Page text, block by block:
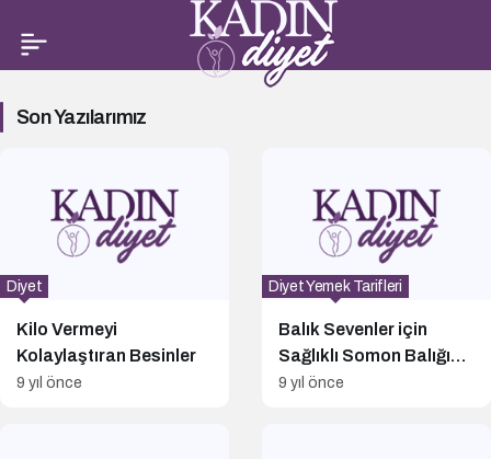
Tarifleri
Haberleri
Son Yazılarımız
Kilo Vermeyi
Kolaylaştıran Besinler
Diyet
9 yıl önce
Balık Sevenler için
Sağlıklı Somon Balığı
Tarifi
Diyet Yemek Tarifleri
9 yıl önce